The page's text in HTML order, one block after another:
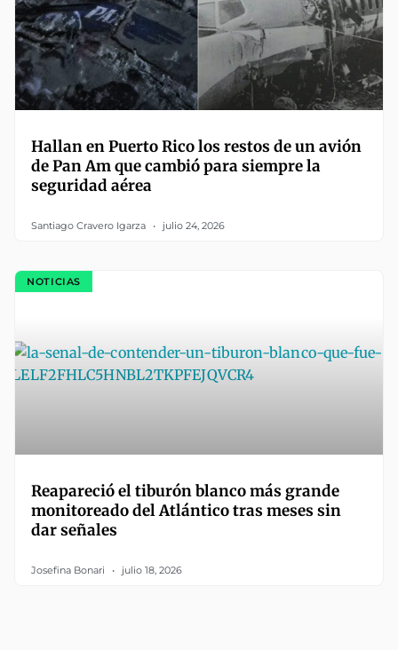
Hallan en Puerto Rico los restos de un avión
de Pan Am que cambió para siempre la
seguridad aérea
Santiago Cravero Igarza julio 24, 2026
NOTICIAS
Reapareció el tiburón blanco más grande
monitoreado del Atlántico tras meses sin
dar señales
Josefina Bonari julio 18, 2026